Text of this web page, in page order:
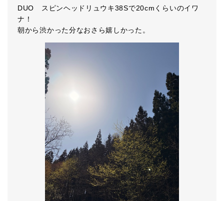
DUO スピンヘッドリュウキ38Sで20cmくらいのイワ
ナ！
朝から渋かった分なおさら嬉しかった。